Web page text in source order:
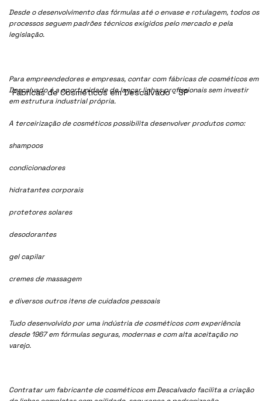
Desde o desenvolvimento das fórmulas até o envase e rotulagem, todos os
processos seguem padrões técnicos exigidos pelo mercado e pela
legislação.
Para empreendedores e empresas, contar com fábricas de cosméticos em
Descalvado é a oportunidade de lançar linhas profissionais sem investir
em estrutura industrial própria.
A terceirização de cosméticos possibilita desenvolver produtos como:
shampoos
condicionadores
hidratantes corporais
protetores solares
desodorantes
gel capilar
cremes de massagem
e diversos outros itens de cuidados pessoais
Tudo desenvolvido por uma indústria de cosméticos com experiência
desde 1967 em fórmulas seguras, modernas e com alta aceitação no
varejo.
Contratar um fabricante de cosméticos em Descalvado facilita a criação
Fábricas de Cosméticos em Descalvado - SP